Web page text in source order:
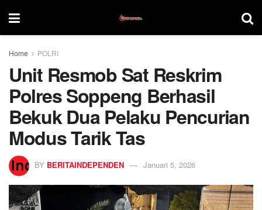
Home POLRI
Unit Resmob Sat Reskrim
Polres Soppeng Berhasil
Bekuk Dua Pelaku Pencurian
Modus Tarik Tas
BY BERITAINDEPENDEN Januari 5, 2026